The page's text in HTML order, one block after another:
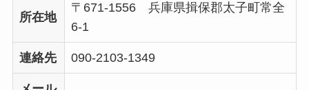
所在地
〒671-1556 兵庫県揖保郡太子町常全
6-1
連絡先 090-2103-1349